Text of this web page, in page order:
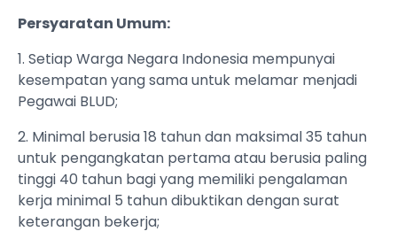
Persyaratan Umum:
1. Setiap Warga Negara Indonesia mempunyai
kesempatan yang sama untuk melamar menjadi
Pegawai BLUD;
2. Minimal berusia 18 tahun dan maksimal 35 tahun
untuk pengangkatan pertama atau berusia paling
tinggi 40 tahun bagi yang memiliki pengalaman
kerja minimal 5 tahun dibuktikan dengan surat
keterangan bekerja;